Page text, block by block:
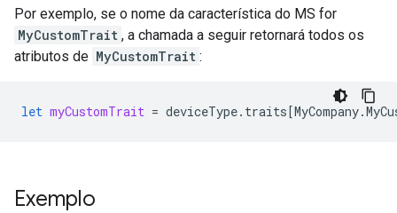
Por exemplo, se o nome da característica do MS for
MyCustomTrait , a chamada a seguir retornará todos os
atributos de MyCustomTrait :
let myCustomTrait = deviceType. traits[MyCompany.
Exemplo